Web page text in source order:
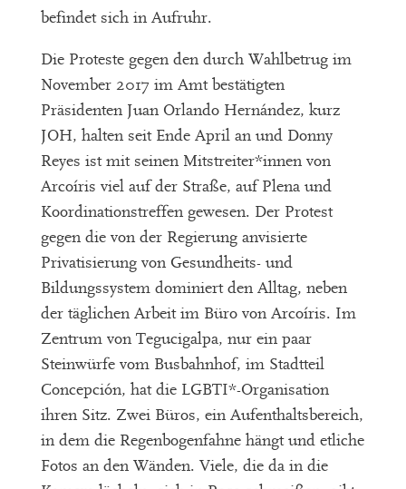
befindet sich in Aufruhr.
Die Proteste gegen den durch Wahlbetrug im
November 2017 im Amt bestätigten
Präsidenten Juan Orlando Hernández, kurz
JOH, halten seit Ende April an und Donny
Reyes ist mit seinen Mitstreiter*innen von
Arcoíris viel auf der Straße, auf Plena und
Koordinationstreffen gewesen. Der Protest
gegen die von der Regierung anvisierte
Privatisierung von Gesundheits- und
Bildungssystem dominiert den Alltag, neben
der täglichen Arbeit im Büro von Arcoíris. Im
Zentrum von Tegucigalpa, nur ein paar
Steinwürfe vom Busbahnhof, im Stadtteil
Concepción, hat die LGBTI*-Organisation
ihren Sitz. Zwei Büros, ein Aufenthaltsbereich,
in dem die Regenbogenfahne hängt und etliche
Fotos an den Wänden. Viele, die da in die